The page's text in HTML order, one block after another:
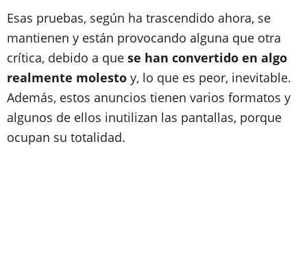
Esas pruebas, según ha trascendido ahora, se
mantienen y están provocando alguna que otra
crítica, debido a que se han convertido en algo
realmente molesto y, lo que es peor, inevitable.
Además, estos anuncios tienen varios formatos y
algunos de ellos inutilizan las pantallas, porque
ocupan su totalidad.